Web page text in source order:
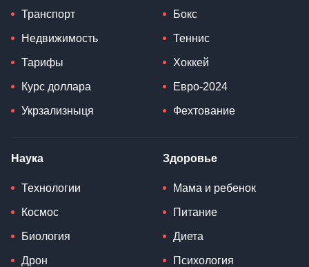
Транспорт
Недвижимость
Тарифы
Курс доллара
Укрзализныця
Бокс
Теннис
Хоккей
Евро-2024
Фехтование
Наука
Технологии
Космос
Биология
Дрон
Здоровье
Мама и ребенок
Питание
Диета
Психология